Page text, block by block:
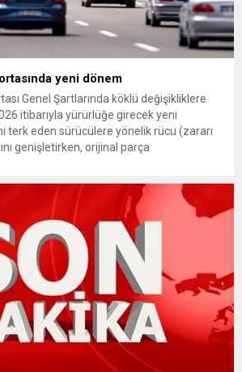
yeni dönem
Genel Şartlarında köklü değişikliklere
itibarıyla yürürlüğe girecek yeni
terk eden sürücülere yönelik rücu (zararı
genişletirken, orijinal parça
bağlı ilgili kurumlarca...